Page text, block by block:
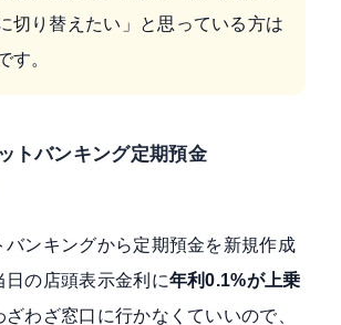
切り替えたい」と思っている方は
す。
トバンキング定期預金
バンキングから定期預金を新規作成
日の店頭表示金利に年利0.1%が上乗
ざわざ窓口に行かなくていいので、